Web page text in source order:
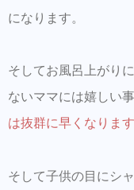
になります。
そしてお風呂上がり
ないママには嬉しい
は抜群に早くなります
そして子供の目にシ